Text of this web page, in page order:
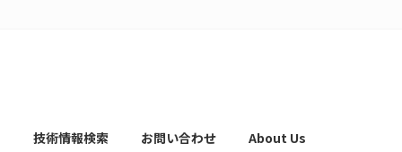
技術情報検索 お問い合わせ About Us